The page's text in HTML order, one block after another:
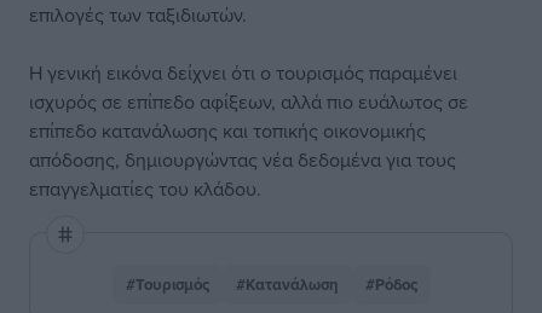
επιλογές των ταξιδιωτών.
Η γενική εικόνα δείχνει ότι ο τουρισμός παραμένει
ισχυρός σε επίπεδο αφίξεων, αλλά πιο ευάλωτος σε
επίπεδο κατανάλωσης και τοπικής οικονομικής
απόδοσης, δημιουργώντας νέα δεδομένα για τους
επαγγελματίες του κλάδου.
#Τουρισμός #Κατανάλωση #Ρόδος